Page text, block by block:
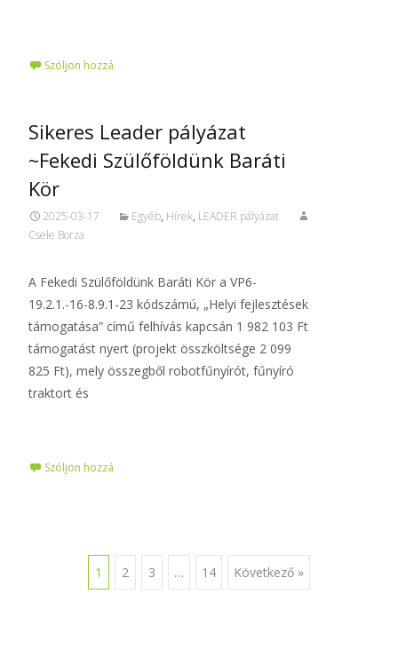
Szóljon hozzá
Sikeres Leader pályázat
~Fekedi Szülőföldünk Baráti
Kör
2025-03-17 Egyéb, Hírek, LEADER pályázat
Csele Borza
A Fekedi Szülőföldünk Baráti Kör a VP6-
19.2.1.-16-8.9.1-23 kódszámú, „Helyi fejlesztések
támogatása” című felhívás kapcsán 1 982 103 Ft
támogatást nyert (projekt összköltsége 2 099
825 Ft), mely összegből robotfűnyírót, fűnyíró
traktort és
Szóljon hozzá
Posts
1 2 3 … 14 Következő »